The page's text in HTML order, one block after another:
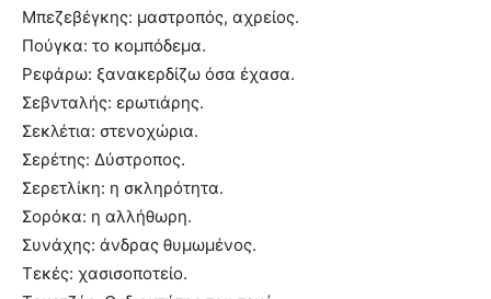
Μπεζεβέγκης: μαστροπός, αχρείος.
Πούγκα: το κομπόδεμα.
Ρεφάρω: ξανακερδίζω όσα έχασα.
Σεβνταλής: ερωτιάρης.
Σεκλέτια: στενοχώρια.
Σερέτης: Δύστροπος.
Σερετλίκη: η σκληρότητα.
Σορόκα: η αλλήθωρη.
Συνάχης: άνδρας θυμωμένος.
Τεκές: χασισοποτείο.